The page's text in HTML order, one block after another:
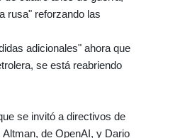
rusa" reforzando las
adicionales" ahora que
se está reabriendo
se invitó a directivos de
de OpenAI, y Dario